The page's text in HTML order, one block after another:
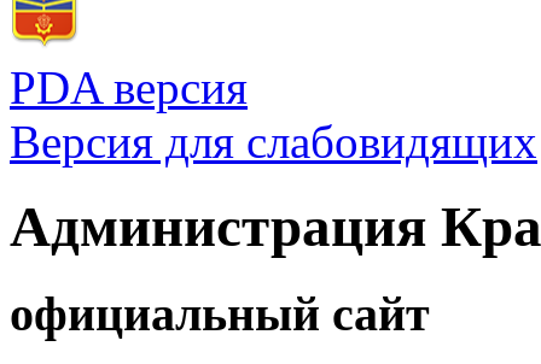
PDA версия
Версия для слабовидящих
Администрация
официальный сайт